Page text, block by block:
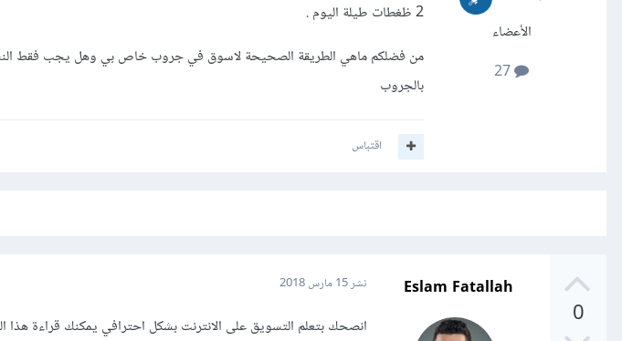
الأعضاء
2 ظغطات طيلة اليوم .
من فضلكم ماهي الطريقة الصحيحة لاسوق في جروب خاص بي وهل يجب فقط
بالجروب
اقتباس
0
Eslam Fatallah نشر15 مارس 2018
انصحك بتعلم التسويق على الانترنت بشكل احترافي يمكنك قراءة هذا